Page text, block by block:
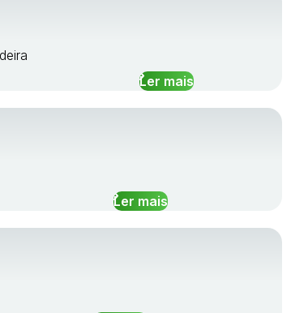
Ler mais
Ler mais